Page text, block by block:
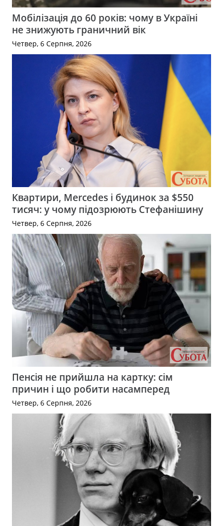
Мобілізація до 60 років: чому в Україні
не знижують граничний вік
Четвер, 6 Серпня, 2026
Квартири, Mercedes і будинок за $550
тисяч: у чому підозрюють Стефанішину
Четвер, 6 Серпня, 2026
Пенсія не прийшла на картку: сім
причин і що робити насамперед
Четвер, 6 Серпня, 2026